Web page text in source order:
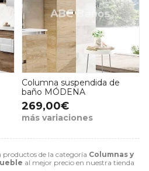
de la categoría Columnas y
al mejor precio en nuestra tienda
Columna suspendida de
baño MÓDENA
269,00€
más variaciones